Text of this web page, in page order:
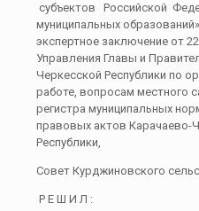
субъектов Российской
муниципальных
экспертное заключение от
Управления Главы и
Черкесской Республики по
работе, вопросам местного
регистра муниципальных
правовых актов Карачаево-
Республики,
Совет Курджиновского
Р Е Ш И Л :